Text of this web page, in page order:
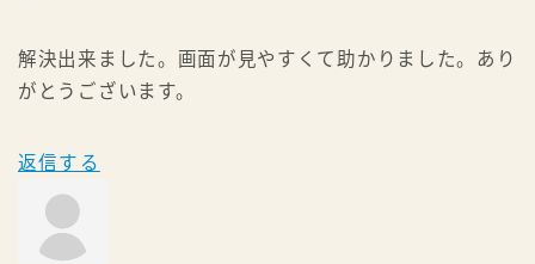
解決出来ました。画面が見やすくて助かりました。あり
がとうございます。
返信する